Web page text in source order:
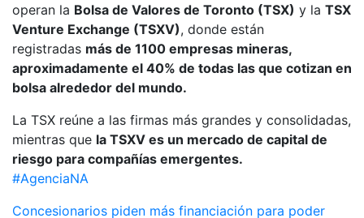
operan la Bolsa de Valores de Toronto (TSX) y la TSX
Venture Exchange (TSXV), donde están
registradas más de 1100 empresas mineras,
aproximadamente el 40% de todas las que cotizan en
bolsa alrededor del mundo.
La TSX reúne a las firmas más grandes y consolidadas,
mientras que la TSXV es un mercado de capital de
riesgo para compañías emergentes.
#AgenciaNA
Concesionarios piden más financiación para poder